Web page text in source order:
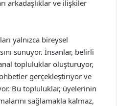
arkadaşlıklar ve ilişkiler
yalnızca bireysel
sunuyor. İnsanlar, belirli
topluluklar oluşturuyor,
gerçekleştiriyor ve
Bu topluluklar, üyelerinin
sağlamakla kalmaz,